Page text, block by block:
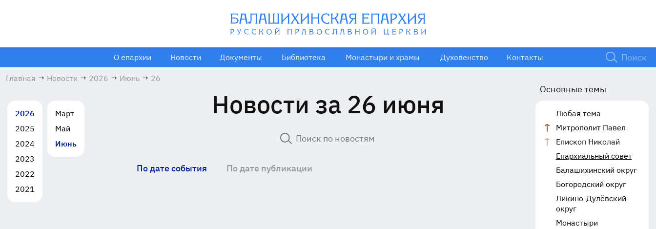
О епархии Новости Документы Библиотека Монастыри и храмы Духовенство Контакты
Главная → Новости → 2026 → Июнь → 26
2026
2025
2024
2023
2022
2021
Март
Май
Июнь
Новости за 26 июня
По дате события По дате публикации
Основные темы
Любая тема
Митрополит Павел
Епископ Николай
Епархиальный совет
Балашихинский округ
Богородский округ
Ликино-Дулёвский
округ
Монастыри